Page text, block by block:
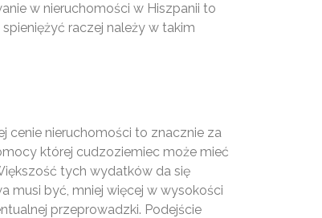
w nieruchomości w Hiszpanii to
raczej należy w takim
cenie nieruchomości to znacznie za
której cudzoziemiec może mieć
tych wydatków da się
musi być, mniej więcej w wysokości
przeprowadzki. Podejście